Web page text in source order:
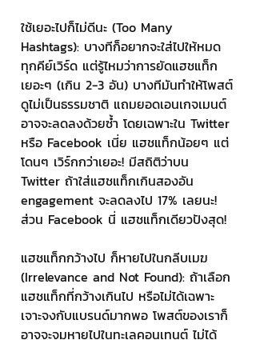
ใช้เยอะไปก็ไม่ดีนะ (Too Many
Hashtags): บางทีก็อยากจะใส่ไปให้หมด
ทุกคีย์เวิร์ด แต่รู้ไหมว่าการยัดแฮชแท็ก
เยอะๆ (เกิน 2-3 อัน) บางทีมันทำให้โพสต์
ดูไม่เป็นธรรมชาติ แถมยอดเอนเกจเมนต์
อาจจะลดลงด้วยซ้ำ โดยเฉพาะใน Twitter
หรือ Facebook เนี่ย แฮชแท็กน้อยๆ แต่
โดนๆ เวิร์กกว่าเยอะ! มีสถิติว่าบน
Twitter ถ้าใส่แฮชแท็กเกินสองอัน
engagement จะลดลงไป 17% เลยนะ!
ส่วน Facebook นี่ แฮชแท็กเดียวปังสุด!
แฮชแท็กกว้างไป ก็หายไปในกลีบเมฆ
(Irrelevance and Not Found): ถ้าเลือก
แฮชแท็กที่กว้างเกินไป หรือไม่ได้เฉพาะ
เจาะจงกับแบรนด์มากพอ โพสต์ของเราก็
อาจจะจมหายไปในทะเลคอนเทนต์ ไม่ได้